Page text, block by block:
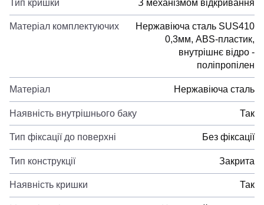
Тип кришки З механізмом відкривання
Матеріал комплектуючих
Нержавіюча сталь SUS410
0,3мм, ABS-пластик,
внутрішнє відро -
поліпропілен
Матеріал Нержавіюча сталь
Наявність внутрішнього баку Так
Тип фіксації до поверхні Без фіксації
Тип конструкції Закрита
Наявність кришки Так